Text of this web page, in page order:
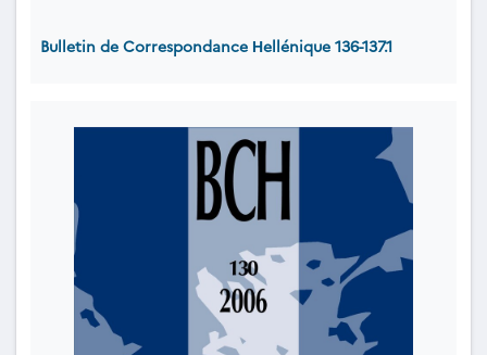
Bulletin de Correspondance Ηellénique 136-137.1